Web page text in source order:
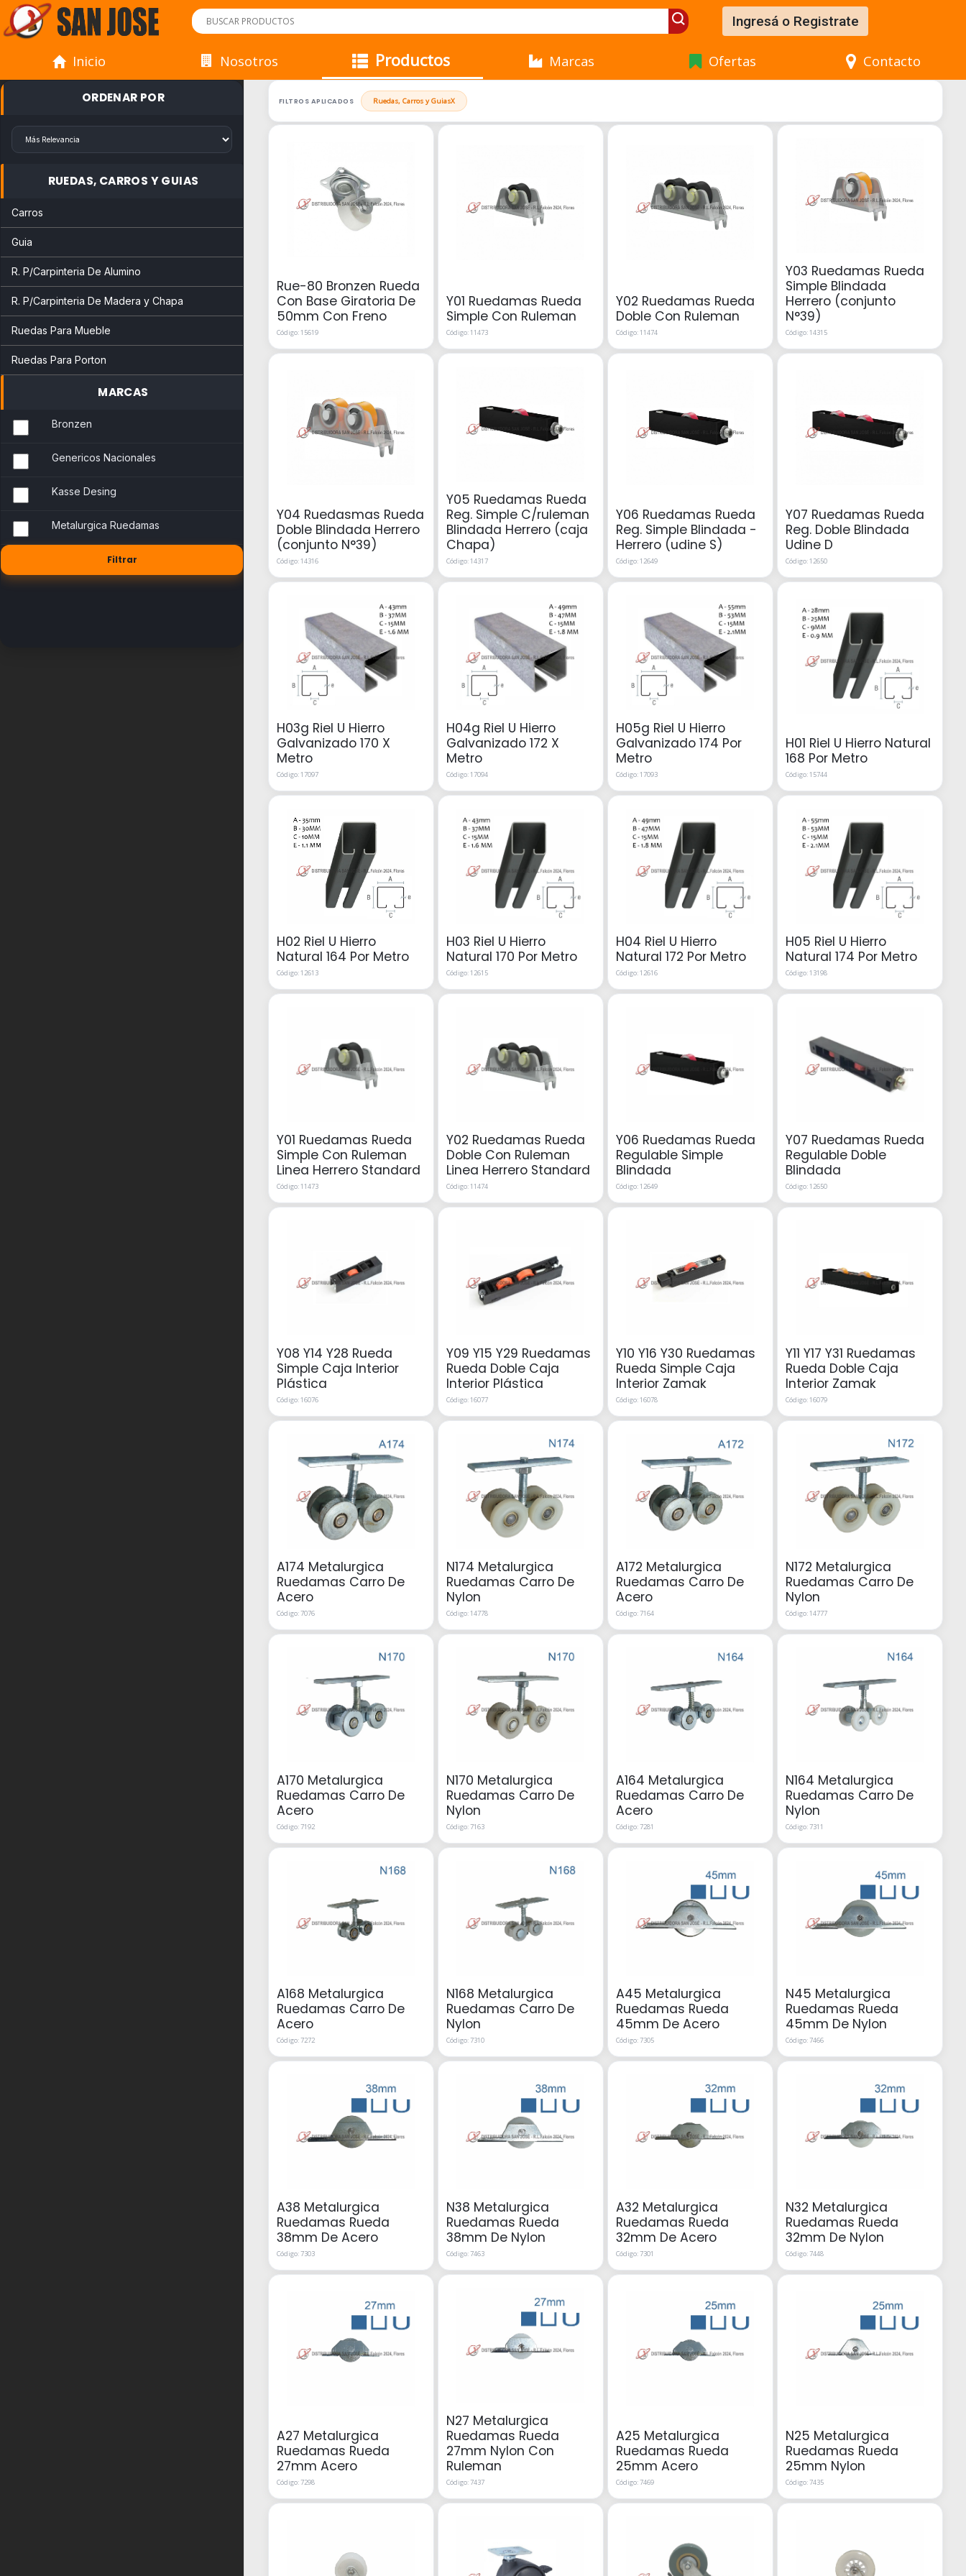
Ingresá o Registrate
Inicio Nosotros Productos Marcas Ofertas Contacto
ORDENAR POR
RUEDAS, CARROS Y GUIAS
Carros
Guia
R. P/Carpinteria De Alumino
R. P/Carpinteria De Madera y Chapa
Ruedas Para Mueble
Ruedas Para Porton
MARCAS
Bronzen
Genericos Nacionales
Kasse Desing
Metalurgica Ruedamas
FILTROS APLICADOS Ruedas, Carros y GuiasX
Rue-80 Bronzen Rueda
Con Base Giratoria De
50mm Con Freno
Código: 15619
Y01 Ruedamas Rueda
Simple Con Ruleman
Código: 11473
Y02 Ruedamas Rueda
Doble Con Ruleman
Código: 11474
Y03 Ruedamas Rueda
Simple Blindada
Herrero (conjunto
N°39)
Código: 14315
Y04 Ruedasmas Rueda
Doble Blindada Herrero
(conjunto N°39)
Código: 14316
Y05 Ruedamas Rueda
Reg. Simple C/ruleman
Blindada Herrero (caja
Chapa)
Código: 14317
Y06 Ruedamas Rueda
Reg. Simple Blindada -
Herrero (udine S)
Código: 12649
Y07 Ruedamas Rueda
Reg. Doble Blindada
Udine D
Código: 12650
H03g Riel U Hierro
Galvanizado 170 X
Metro
Código: 17097
H04g Riel U Hierro
Galvanizado 172 X
Metro
Código: 17094
H05g Riel U Hierro
Galvanizado 174 Por
Metro
Código: 17093
H01 Riel U Hierro Natural
168 Por Metro
Código: 15744
H02 Riel U Hierro
Natural 164 Por Metro
Código: 12613
H03 Riel U Hierro
Natural 170 Por Metro
Código: 12615
H04 Riel U Hierro
Natural 172 Por Metro
Código: 12616
H05 Riel U Hierro
Natural 174 Por Metro
Código: 13198
Y01 Ruedamas Rueda
Simple Con Ruleman
Linea Herrero Standard
Código: 11473
Y02 Ruedamas Rueda
Doble Con Ruleman
Linea Herrero Standard
Código: 11474
Y06 Ruedamas Rueda
Regulable Simple
Blindada
Código: 12649
Y07 Ruedamas Rueda
Regulable Doble
Blindada
Código: 12650
Y08 Y14 Y28 Rueda
Simple Caja Interior
Plástica
Código: 16076
Y09 Y15 Y29 Ruedamas
Rueda Doble Caja
Interior Plástica
Código: 16077
Y10 Y16 Y30 Ruedamas
Rueda Simple Caja
Interior Zamak
Código: 16078
Y11 Y17 Y31 Ruedamas
Rueda Doble Caja
Interior Zamak
Código: 16079
A174 Metalurgica
Ruedamas Carro De
Acero
Código: 7076
N174 Metalurgica
Ruedamas Carro De
Nylon
Código: 14778
A172 Metalurgica
Ruedamas Carro De
Acero
Código: 7164
N172 Metalurgica
Ruedamas Carro De
Nylon
Código: 14777
A170 Metalurgica
Ruedamas Carro De
Acero
Código: 7192
N170 Metalurgica
Ruedamas Carro De
Nylon
Código: 7163
A164 Metalurgica
Ruedamas Carro De
Acero
Código: 7281
N164 Metalurgica
Ruedamas Carro De
Nylon
Código: 7311
A168 Metalurgica
Ruedamas Carro De
Acero
Código: 7272
N168 Metalurgica
Ruedamas Carro De
Nylon
Código: 7310
A45 Metalurgica
Ruedamas Rueda
45mm De Acero
Código: 7305
N45 Metalurgica
Ruedamas Rueda
45mm De Nylon
Código: 7466
A38 Metalurgica
Ruedamas Rueda
38mm De Acero
Código: 7303
N38 Metalurgica
Ruedamas Rueda
38mm De Nylon
Código: 7463
A32 Metalurgica
Ruedamas Rueda
32mm De Acero
Código: 7301
N32 Metalurgica
Ruedamas Rueda
32mm De Nylon
Código: 7448
A27 Metalurgica
Ruedamas Rueda
27mm Acero
Código: 7298
N27 Metalurgica
Ruedamas Rueda
27mm Nylon Con
Ruleman
Código: 7437
A25 Metalurgica
Ruedamas Rueda
25mm Acero
Código: 7469
N25 Metalurgica
Ruedamas Rueda
25mm Nylon
Código: 7435